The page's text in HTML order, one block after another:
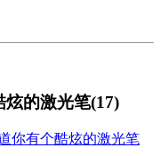
的激光笔(17)
你有个酷炫的激光笔